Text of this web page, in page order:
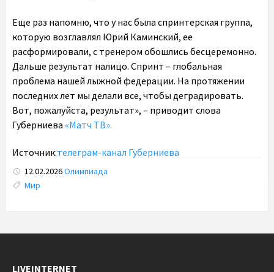
Еще раз напомню, что у нас была спринтерская группа,
которую возглавлял Юрий Каминский, ее
расформировали, с тренером обошлись бесцеремонно.
Дальше результат налицо. Спринт – глобальная
проблема нашей лыжной федерации. На протяжении
последних лет мы делали все, чтобы деградировать.
Вот, пожалуйста, результат», – приводит слова
Губерниева «Матч ТВ».
Источник:телеграм-канал Губерниева
12.02.2026Олимпиада
Tags:
Мир
LIVEINTERNET